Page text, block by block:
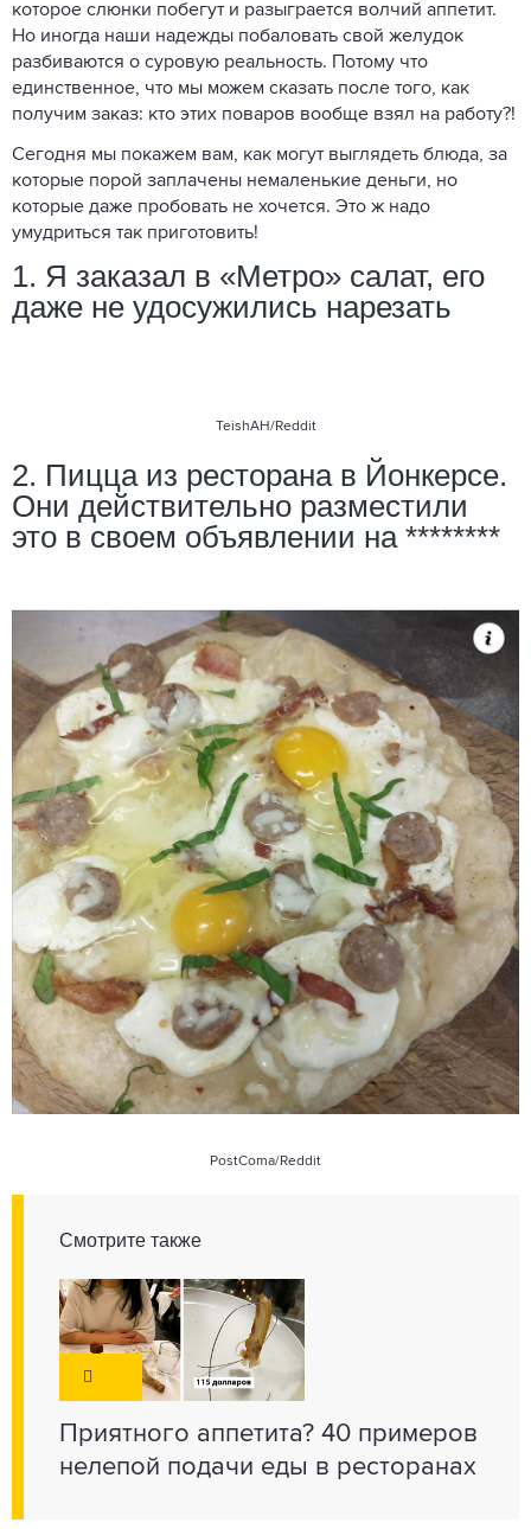
которое слюнки побегут и разыграется волчий аппетит.
Но иногда наши надежды побаловать свой желудок
разбиваются о суровую реальность. Потому что
единственное, что мы можем сказать после того, как
получим заказ: кто этих поваров вообще взял на работу?!
Сегодня мы покажем вам, как могут выглядеть блюда, за
которые порой заплачены немаленькие деньги, но
которые даже пробовать не хочется. Это ж надо
умудриться так приготовить!
1. Я заказал в «Метро» салат, его
даже не удосужились нарезать
TeishAH/Reddit
2. Пицца из ресторана в Йонкерсе.
Они действительно разместили
это в своем объявлении на ********
PostComa/Reddit
Смотрите также
Приятного аппетита? 40 примеров
нелепой подачи еды в ресторанах